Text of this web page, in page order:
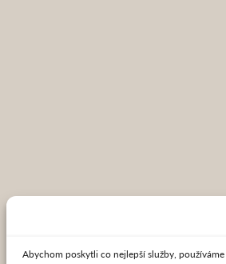
Abychom poskytli co nejlepší služby,